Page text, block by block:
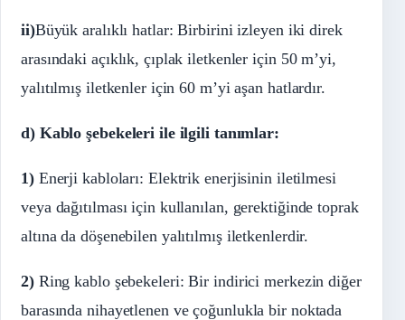
ii)Büyük aralıklı hatlar: Birbirini izleyen iki direk
arasındaki açıklık, çıplak iletkenler için 50 m’yi,
yalıtılmış iletkenler için 60 m’yi aşan hatlardır.
d) Kablo şebekeleri ile ilgili tanımlar:
1)Enerji kabloları: Elektrik enerjisinin iletilmesi
veya dağıtılması için kullanılan, gerektiğinde toprak
altına da döşenebilen yalıtılmış iletkenlerdir.
2)Ring kablo şebekeleri: Bir indirici merkezin diğer
barasında nihayetlenen ve çoğunlukla bir noktada